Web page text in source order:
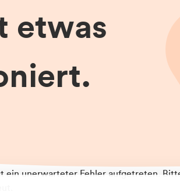
etwas
ein unerwarteter Fehler aufgetreten.